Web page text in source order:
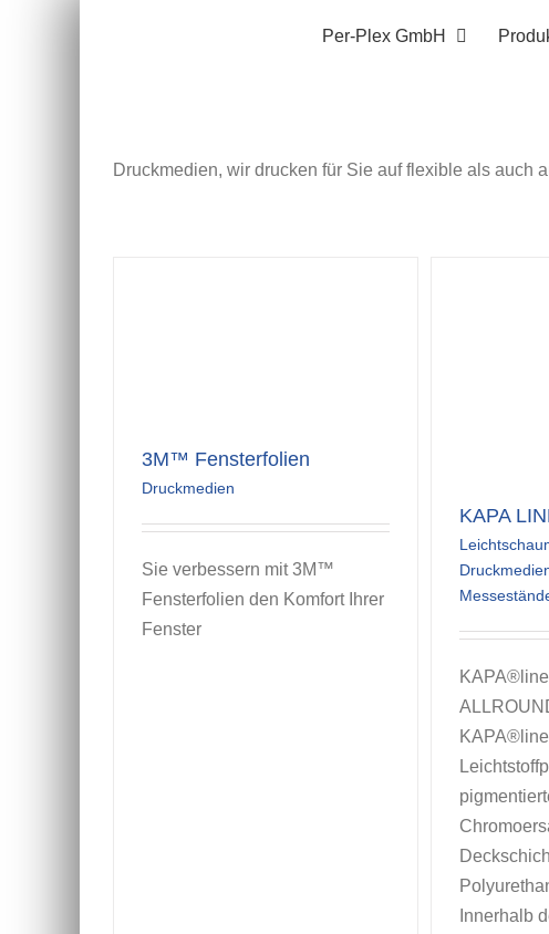
Per-Plex GmbH
Druckmedien, wir drucken für Sie auf flexible als auch
3M™ Fensterfolien
Druckmedien
Sie verbessern mit 3M™
Fensterfolien den Komfort Ihrer
Fenster
KAPA
Innerhalb